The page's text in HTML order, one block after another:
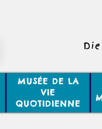
MUSÉE DE LA
VIE
QUOTIDIENNE